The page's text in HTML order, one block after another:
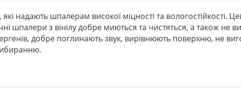
які надають шпалерам високої міцності та вологостійкості.
шпалери з вінілу добре миються та чистяться, а також не
добре поглинають звук, вирівнюють поверхню, не
биранню.